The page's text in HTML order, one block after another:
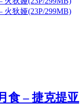
食 – 捷克提亚